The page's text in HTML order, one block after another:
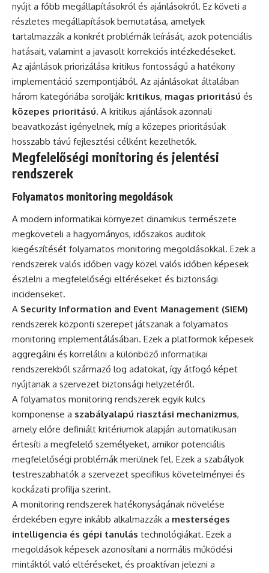
nyújt a főbb megállapításokról és ajánlásokról. Ez követi a
részletes megállapítások bemutatása, amelyek
tartalmazzák a konkrét problémák leírását, azok potenciális
hatásait, valamint a javasolt korrekciós intézkedéseket.
Az ajánlások priorizálása kritikus fontosságú a hatékony
implementáció szempontjából. Az ajánlásokat általában
három kategóriába sorolják: kritikus, magas prioritású és
közepes prioritású. A kritikus ajánlások azonnali
beavatkozást igényelnek, míg a közepes prioritásúak
hosszabb távú fejlesztési célként kezelhetők.
Megfelelőségi monitoring és jelentési
rendszerek
Folyamatos monitoring megoldások
A modern informatikai környezet dinamikus természete
megköveteli a hagyományos, időszakos auditok
kiegészítését folyamatos monitoring megoldásokkal. Ezek a
rendszerek valós időben vagy közel valós időben képesek
észlelni a megfelelőségi eltéréseket és biztonsági
incidenseket.
A Security Information and Event Management (SIEM)
rendszerek központi szerepet játszanak a folyamatos
monitoring implementálásában. Ezek a platformok képesek
aggregálni és korrelálni a különböző informatikai
rendszerekből származó log adatokat, így átfogó képet
nyújtanak a szervezet biztonsági helyzetéről.
A folyamatos monitoring rendszerek egyik kulcs
komponense a szabályalapú riasztási mechanizmus,
amely előre definiált kritériumok alapján automatikusan
értesíti a megfelelő személyeket, amikor potenciális
megfelelőségi problémák merülnek fel. Ezek a szabályok
testreszabhatók a szervezet specifikus követelményei és
kockázati profilja szerint.
A monitoring rendszerek hatékonyságának növelése
érdekében egyre inkább alkalmazzák a mesterséges
intelligencia és gépi tanulás technológiákat. Ezek a
megoldások képesek azonosítani a normális működési
mintáktól való eltéréseket, és proaktívan jelezni a